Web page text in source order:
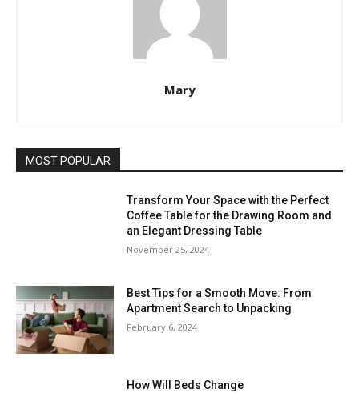
Mary
MOST POPULAR
Transform Your Space with the Perfect
Coffee Table for the Drawing Room and
an Elegant Dressing Table
November 25, 2024
Best Tips for a Smooth Move: From
Apartment Search to Unpacking
February 6, 2024
How Will Beds Change